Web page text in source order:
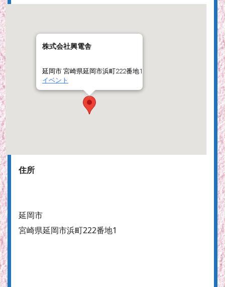
株式会社興電舎
延岡市 宮崎県延岡市浜町222番地1
イベント
住所
延岡市
宮崎県延岡市浜町222番地1